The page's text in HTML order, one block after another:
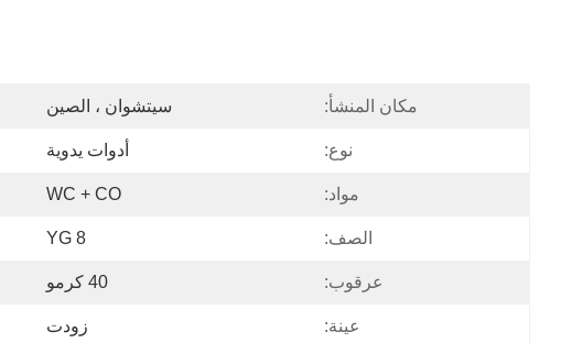
مكان المنشأ: سيتشوان ، الصين
نوع: أدوات يدوية
مواد: WC + CO
الصف: YG 8
عرقوب: 40 كرمو
عينة: زودت